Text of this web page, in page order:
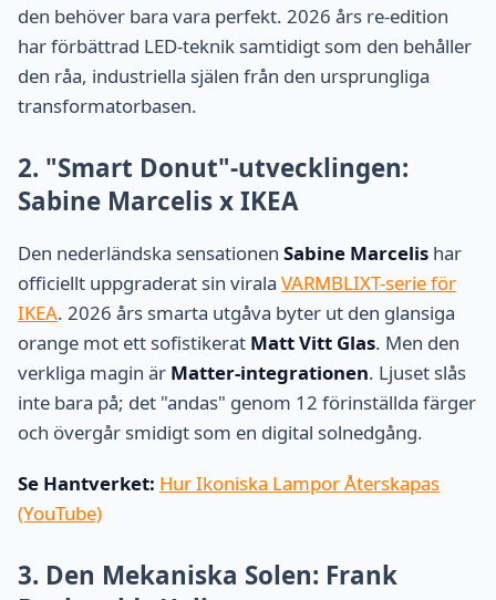
den behöver bara vara perfekt. 2026 års re-edition
har förbättrad LED-teknik samtidigt som den behåller
den råa, industriella själen från den ursprungliga
transformatorbasen.
2. "Smart Donut"-utvecklingen:
Sabine Marcelis x IKEA
Den nederländska sensationen Sabine Marcelis har
officiellt uppgraderat sin virala VARMBLIXT-serie för
IKEA. 2026 års smarta utgåva byter ut den glansiga
orange mot ett sofistikerat Matt Vitt Glas. Men den
verkliga magin är Matter-integrationen. Ljuset slås
inte bara på; det "andas" genom 12 förinställda färger
och övergår smidigt som en digital solnedgång.
Se Hantverket: Hur Ikoniska Lampor Återskapas
(YouTube)
3. Den Mekaniska Solen: Frank